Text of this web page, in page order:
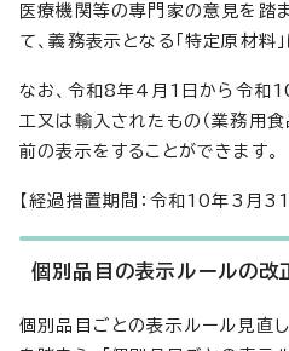
医療機関等の専門家の意見を踏ま
て、義務表示となる「特定原材料
なお、令和8年4月1日から令和
工又は輸入されたもの（業務用
前の表示をすることができます。
【経過措置期間：令和10年3月31
個別品目の表示ルールの改
個別品目ごとの表示ルール見直